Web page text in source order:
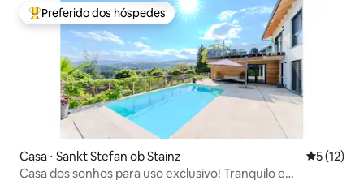
Entre os melhores preferidos dos hóspedes
Preferido dos hóspedes
Casa ⋅ Sankt Stefan ob Stainz 5 de uma
5 (12)
Casa dos sonhos para uso exclusivo! Tranquilo e